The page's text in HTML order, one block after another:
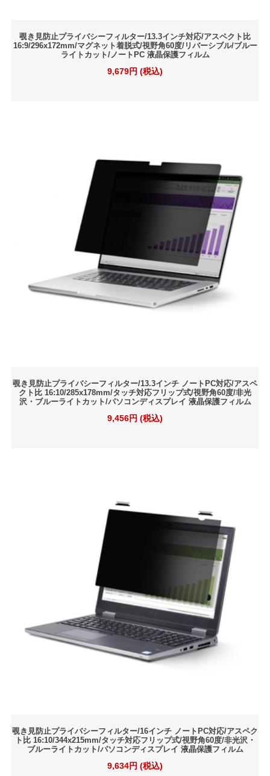
覗き見防止プライバシーフィルター/13.3インチ対応/アスペクト比
16:9/296x172mm/マグネット着脱式/視野角60度/リバーシブル/ブルー
ライトカット/ノートPC 液晶保護フィルム
9,679円 (税込)
覗き見防止プライバシーフィルター/13.3インチ ノートPC対応/アスペ
クト比 16:10/285x178mm/タッチ対応フリップ式/視野角60度/非光
沢・ブルーライトカット/パソコンディスプレイ 液晶保護フィルム
9,456円 (税込)
覗き見防止プライバシーフィルター/16インチ ノートPC対応/アスペク
ト比 16:10/344x215mm/タッチ対応フリップ式/視野角60度/非光沢・
ブルーライトカット/パソコンディスプレイ 液晶保護フィルム
9,634円 (税込)